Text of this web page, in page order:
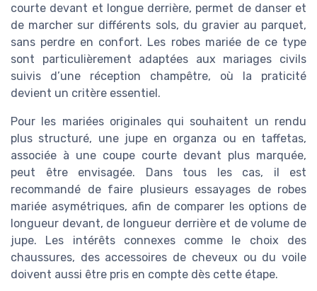
courte devant et longue derrière, permet de danser et
de marcher sur différents sols, du gravier au parquet,
sans perdre en confort. Les robes mariée de ce type
sont particulièrement adaptées aux mariages civils
suivis d’une réception champêtre, où la praticité
devient un critère essentiel.
Pour les mariées originales qui souhaitent un rendu
plus structuré, une jupe en organza ou en taffetas,
associée à une coupe courte devant plus marquée,
peut être envisagée. Dans tous les cas, il est
recommandé de faire plusieurs essayages de robes
mariée asymétriques, afin de comparer les options de
longueur devant, de longueur derrière et de volume de
jupe. Les intérêts connexes comme le choix des
chaussures, des accessoires de cheveux ou du voile
doivent aussi être pris en compte dès cette étape.